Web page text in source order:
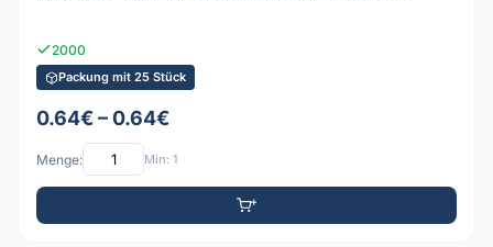
2000
Packung mit 25 Stück
0.64€ – 0.64€
Menge: Min: 1